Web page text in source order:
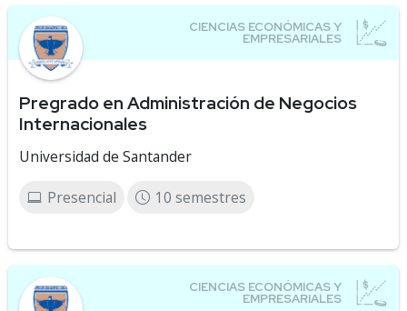
Pregrado en Administración de Negocios
Internacionales
Universidad de Santander
Presencial 10 semestres